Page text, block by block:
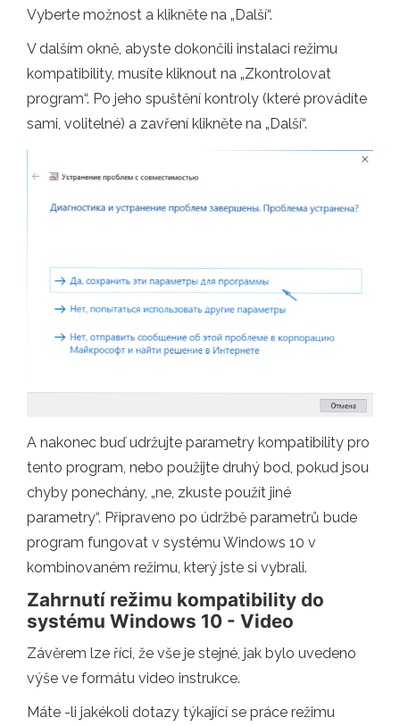
Vyberte možnost a klikněte na „Další“.
V dalším okně, abyste dokončili instalaci režimu
kompatibility, musíte kliknout na „Zkontrolovat
program“. Po jeho spuštění kontroly (které provádíte
sami, volitelné) a zavření klikněte na „Další“.
A nakonec buď udržujte parametry kompatibility pro
tento program, nebo použijte druhý bod, pokud jsou
chyby ponechány, „ne, zkuste použít jiné
parametry“. Připraveno po údržbě parametrů bude
program fungovat v systému Windows 10 v
kombinovaném režimu, který jste si vybrali.
Zahrnutí režimu kompatibility do
systému Windows 10 - Video
Závěrem lze říci, že vše je stejné, jak bylo uvedeno
výše ve formátu video instrukce.
Máte -li jakékoli dotazy týkající se práce režimu